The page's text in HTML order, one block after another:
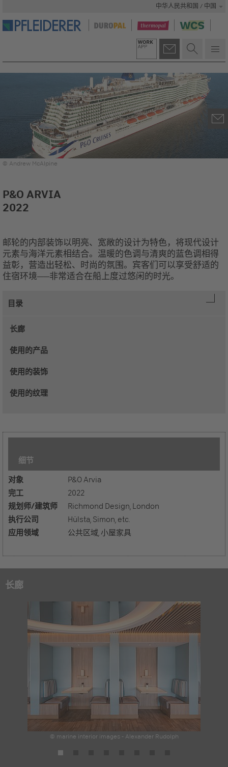
中华人民共和国 / 中国
© Andrew McAlpine
P&O ARVIA
2022
邮轮的内部装饰以明亮、宽敞的设计为特色，将现代设计
元素与海洋元素相结合。温暖的色调与清爽的蓝色调相得
益彰，营造出轻松、时尚的氛围。宾客们可以享受舒适的
住宿环境——非常适合在船上度过悠闲的时光。
目录
长廊
使用的产品
使用的装饰
使用的纹理
细节
对象 P&O Arvia
完工 2022
规划师/建筑师 Richmond Design, London
执行公司 Hülsta, Simon, etc.
应用领域 公共区域, 小屋家具
长廊
© marine interior images - Alexander Rudolph